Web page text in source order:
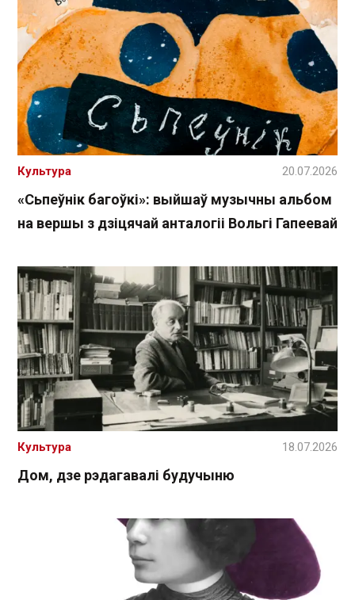
«Сьпеўнік багоўкі»: выйшаў музычны альбом
на вершы з дзіцячай анталогіі Вольгі Гапеевай
Культура 20.07.2026
Дом, дзе рэдагавалі будучыню
Культура 18.07.2026